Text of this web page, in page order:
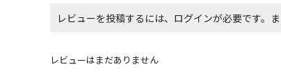
レビューを投稿するには、ログインが必要です。
レビューはまだありません